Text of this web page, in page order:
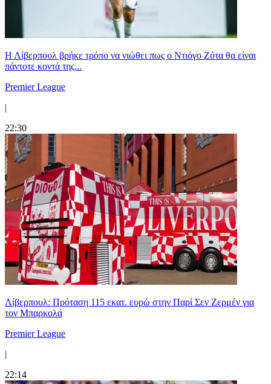
Η Λίβερπουλ βρήκε τρόπο να νιώθει πως ο Ντιόγο Ζότα θα είναι
πάντοτε κοντά της...
Premier League
|
22:30
Λίβερπουλ: Πρόταση 115 εκατ. ευρώ στην Παρί Σεν Ζερμέν για
τον Μπαρκολά
Premier League
|
22:14